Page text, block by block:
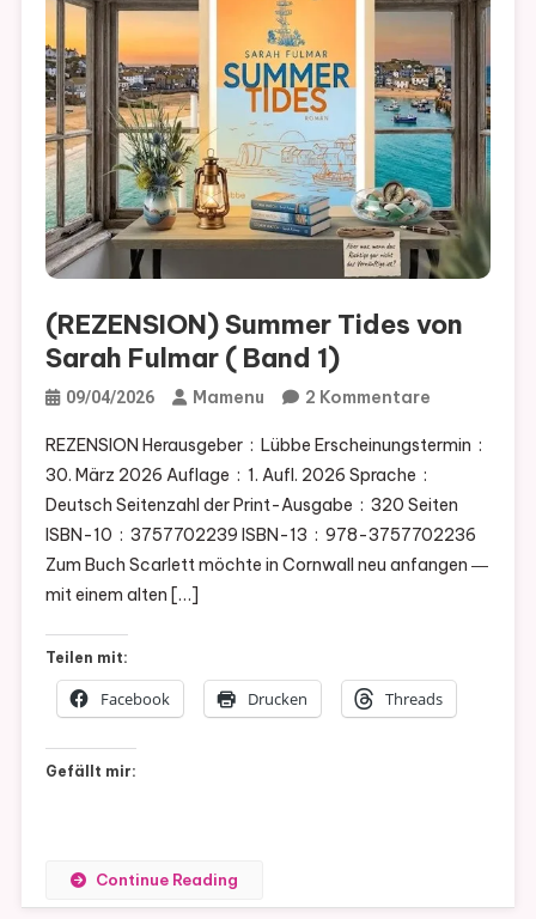
(REZENSION) Summer Tides von
Sarah Fulmar ( Band 1)
09/04/2026 Mamenu 2 KommentareZu
Summer
Von
Sarah
Fulmar
REZENSION Herausgeber ‏ : ‎ Lübbe Erscheinungstermin ‏ : ‎
30. März 2026 Auflage ‏ : ‎ 1. Aufl. 2026 Sprache ‏ : ‎
Deutsch Seitenzahl der Print-Ausgabe ‏ : ‎ 320 Seiten
ISBN-10 ‏ : ‎ 3757702239 ISBN-13 ‏ : ‎ 978-3757702236
Zum Buch Scarlett möchte in Cornwall neu anfangen ―
mit einem alten […]
Teilen mit:
Facebook Drucken Threads
Gefällt mir:
Continue Reading